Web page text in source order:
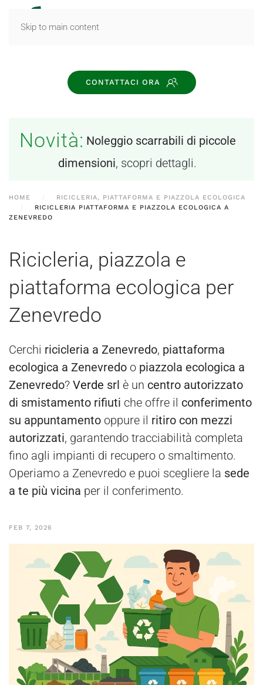
Skip to main content
CONTATTACI ORA
Novità: Noleggio scarrabili di piccole
dimensioni, scopri dettagli.
HOME
RICICLERIA, PIATTAFORMA E PIAZZOLA ECOLOGICA
RICICLERIA PIATTAFORMA E PIAZZOLA ECOLOGICA A
ZENEVREDO
Ricicleria, piazzola e
piattaforma ecologica per
Zenevredo
Cerchi ricicleria a Zenevredo, piattaforma
ecologica a Zenevredo o piazzola ecologica a
Zenevredo? Verde srl è un centro autorizzato
di smistamento rifiuti che offre il conferimento
su appuntamento oppure il ritiro con mezzi
autorizzati, garantendo tracciabilità completa
fino agli impianti di recupero o smaltimento.
Operiamo a Zenevredo e puoi scegliere la sede
a te più vicina per il conferimento.
FEB 7, 2026